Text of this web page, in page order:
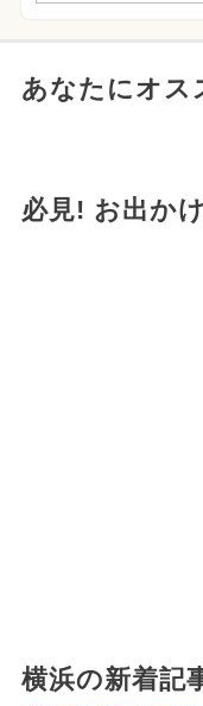
あなたにオス
必見! お出か
横浜の新着記